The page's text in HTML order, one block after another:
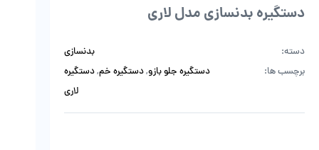
دستگیره بدنسازی مدل لاری
دسته:
بدنسازی
برچسب ها:
دستگیره جلو بازو,دستگیره خم,دستگیره
لاری